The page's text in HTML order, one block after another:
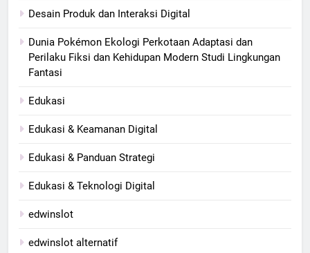
Desain Produk dan Interaksi Digital
Dunia Pokémon Ekologi Perkotaan Adaptasi dan
Perilaku Fiksi dan Kehidupan Modern Studi Lingkungan
Fantasi
Edukasi
Edukasi & Keamanan Digital
Edukasi & Panduan Strategi
Edukasi & Teknologi Digital
edwinslot
edwinslot alternatif